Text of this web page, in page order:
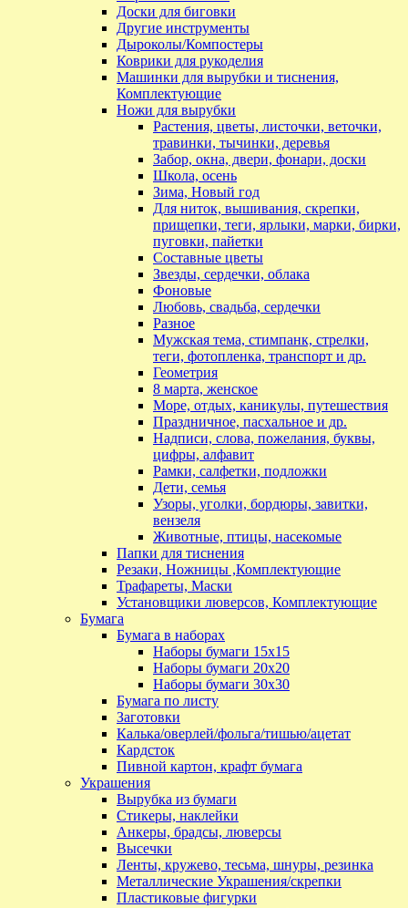
Доски для биговки
Другие инструменты
Дыроколы/Компостеры
Коврики для рукоделия
Машинки для вырубки и тиснения,
Комплектующие
Ножи для вырубки
Растения, цветы, листочки, веточки,
травинки, тычинки, деревья
Забор, окна, двери, фонари, доски
Школа, осень
Зима, Новый год
Для ниток, вышивания, скрепки,
прищепки, теги, ярлыки, марки, бирки,
пуговки, пайетки
Составные цветы
Звезды, сердечки, облака
Фоновые
Любовь, свадьба, сердечки
Разное
Мужская тема, стимпанк, стрелки,
теги, фотопленка, транспорт и др.
Геометрия
8 марта, женское
Море, отдых, каникулы, путешествия
Праздничное, пасхальное и др.
Надписи, слова, пожелания, буквы,
цифры, алфавит
Рамки, салфетки, подложки
Дети, семья
Узоры, уголки, бордюры, завитки,
вензеля
Животные, птицы, насекомые
Папки для тиснения
Резаки, Ножницы ,Комплектующие
Трафареты, Маски
Установщики люверсов, Комплектующие
Бумага
Бумага в наборах
Наборы бумаги 15х15
Наборы бумаги 20х20
Наборы бумаги 30х30
Бумага по листу
Заготовки
Калька/оверлей/фольга/тишью/ацетат
Кардсток
Пивной картон, крафт бумага
Украшения
Вырубка из бумаги
Стикеры, наклейки
Анкеры, брадсы, люверсы
Высечки
Ленты, кружево, тесьма, шнуры, резинка
Металлические Украшения/скрепки
Пластиковые фигурки